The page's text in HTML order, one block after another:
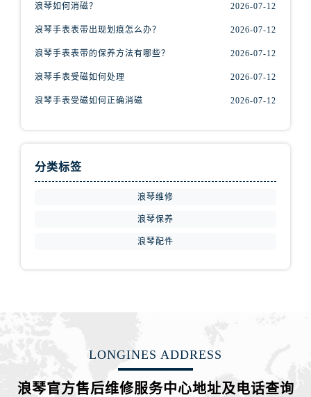
福建省龙岩市新罗区九一南路浪琴售后服务中心（需提前预约）
江苏省常州市新北区龙锦路1590号现代传媒中心5号楼10层1008室浪琴售后服务中心（需提前预约）
浪琴如何消磁？ 2026-07-12
浪琴手表表带出现划痕怎么办？ 2026-07-12
浪琴手表表带的保养方法有哪些？ 2026-07-12
浪琴手表受磁如何处理 2026-07-12
浪琴手表受磁如何正确消磁 2026-07-12
分类标签
浪琴维修
浪琴保养
浪琴配件
LONGINES ADDRESS
浪琴官方售后维修服务中心地址及电话查询